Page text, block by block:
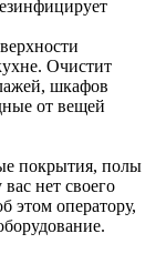
Очистит
шкафов
от вещей
покрытия, полы
нет своего
этом оператору,